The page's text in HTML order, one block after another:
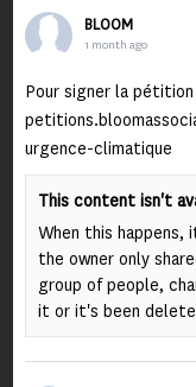
BLOOM
1 month ago
Pour signer la pétition
urgence-climatique
This content isn't
When this happens,
the owner only
group of people,
it or it's been